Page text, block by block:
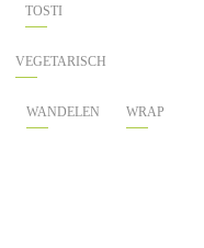
TOSTI
VEGETARISCH
WANDELEN WRAP